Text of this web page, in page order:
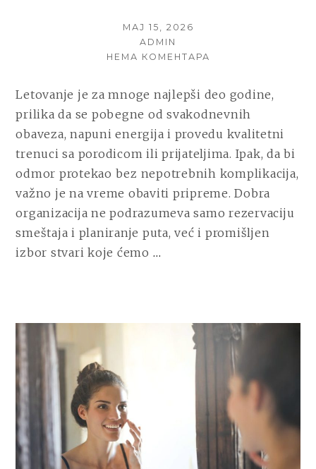
POSTED
МАЈ 15, 2026
AUTHOR
ADMIN
НЕМА КОМЕНТАРА
ZA
PRIPREMU
LETOVANJA
GARDEROBE
DO
AKSESOARA
Letovanje je za mnoge najlepši deo godine,
prilika da se pobegne od svakodnevnih
obaveza, napuni energija i provedu kvalitetni
trenuci sa porodicom ili prijateljima. Ipak, da bi
odmor protekao bez nepotrebnih komplikacija,
važno je na vreme obaviti pripreme. Dobra
organizacija ne podrazumeva samo rezervaciju
smeštaja i planiranje puta, već i promišljen
izbor stvari koje ćemo …
PRIPREMU
LETOVANJA
GARDEROBE
AKSESOARA